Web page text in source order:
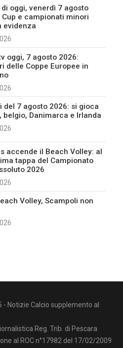
oggi, venerdì 7 agosto
Cup e campionati minori
evidenza
oggi, 7 agosto 2026:
delle Coppe Europee in
del 7 agosto 2026: si gioca
belgio, Danimarca e Irlanda
accende il Beach Volley: al
tappa del Campionato
2026
Volley, Scampoli non
Notizie Calcio supplemento al
Reg. Trib. di Pescara
al ROC n°17982 del 17/02/2009